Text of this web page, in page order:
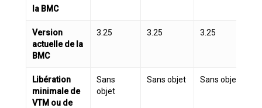
la BMC
Version
actuelle de la
BMC
3.25 3.25 3.25
Libération
minimale de
VTM ou de
Sans
objet
Sans objet Sans objet